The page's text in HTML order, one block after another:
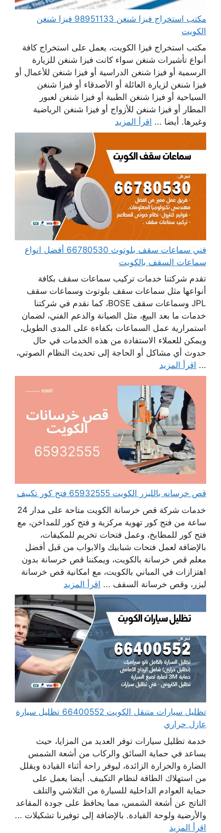
مكتب استخراج فيزا شنغن 98951133 فيزا شنغن
الكويت
مكتب استخراج فيزا الكويت، يعمل على استخراج كافة
أنواع تأشيرات شنغن سواء كانت فيزا شنغن للزيارة
الرسمية أو فيزا شنغن الدراسية أو فيزا شنغن للأعمال أو
فيزا شنغن لزيارة العائلة أو الأصدقاء أو فيزا شنغن
السياحية أو فيزا شنغن الطبية أو فيزا شنغن لعبور
المطار أو فيزا شنغن للأزواج أو فيزا شنغن الرياضية
وغيرها. أيضا ... اقرأ المزيد
فني سماعات سقف بلوتوث 66780530 أفضل انواع
سماعات السقف بالكويت
تقدم شركتنا خدمات تركيب سماعات سقف بكافة
أنواعها مثل سماعات سقف بلوتوث وسماعات سقف
JPL وسماعات سقف BOSE، كما نقدم في شركتنا
خدمات ما بعد البيع، مثل الصيانة والدعم الفني، لضمان
استمرارية عمل السماعات بكفاءة على المدى الطويل،
ويمكن للعملاء الاستفادة من هذه الخدمات في حال
حدوث أي مشاكل أو الحاجة إلى تحديث النظام الصوتي،
... اقرأ المزيد
قص خرسانه بالليزر الكويت 65932555 فتح كور تكييف
خدمات شركة قص خرسانة الكويت متاحة على مدار 24
ساعة من فتح كور تهوية مركزية و فتح كور للمداخن، مع
فتح كور للمطابخ، وعمل فتحات تخريم للمكيفات،
بالإضافة لعمل فتحات شبابيك والابواب من قبل أفضل
معلم قص خرسانة بالكويت، ويمكننا قص خرسانة بدون
اهتزازات في المباني بالكويت، مع امكانية قص خرسانة
ليزر، وقص خرسانة السقف ... اقرأ المزيد
تظليل سيارات متنقل الكويت 66400552 تظليل سيارة
عازل حراري
خدمة تظليل سيارات توفر العديد من المزايا، حيث
يساعد في حماية السائق والركاب من أشعة الشمس
الضارة والحرارة الزائدة، ليوفر راحة أثناء القيادة ويقلل
من استهلاك الطاقة لنظام التكييف. أيضا يعمل على
حماية العوادم الداخلية للسيارة من التلاشي والتلف
الناتج عن أشعة الشمس، مما يحافظ على جودة المقاعد
والأرضية ولوحة القيادة. بالإضافة إلى توفيرنا تشكيلات ...
اقرأ المزيد